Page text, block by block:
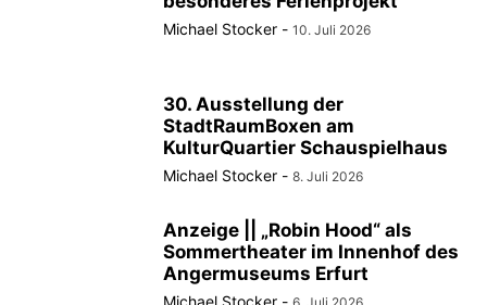
Michael Stocker - 10. Juli 2026
30. Ausstellung der
StadtRaumBoxen am
KulturQuartier Schauspielhaus
Michael Stocker - 8. Juli 2026
Anzeige || „Robin Hood“ als
Sommertheater im Innenhof des
Angermuseums Erfurt